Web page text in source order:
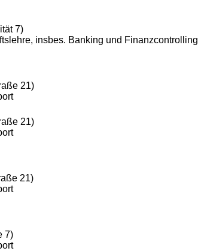
7)
insbes. Banking und Finanzcontrolling
21)
21)
21)
7)